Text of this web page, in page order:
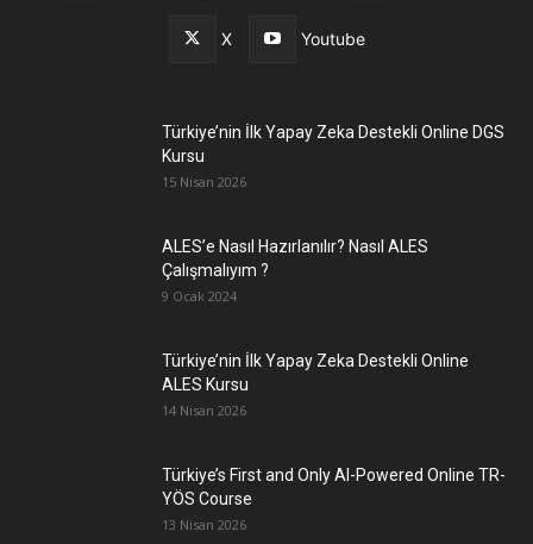
X Youtube
Türkiye’nin İlk Yapay Zeka Destekli Online DGS
Kursu
15 Nisan 2026
ALES’e Nasıl Hazırlanılır? Nasıl ALES
Çalışmalıyım ?
9 Ocak 2024
Türkiye’nin İlk Yapay Zeka Destekli Online
ALES Kursu
14 Nisan 2026
Türkiye’s First and Only AI-Powered Online TR-
YÖS Course
13 Nisan 2026